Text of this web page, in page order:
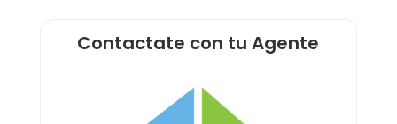
Contactate con tu Agente